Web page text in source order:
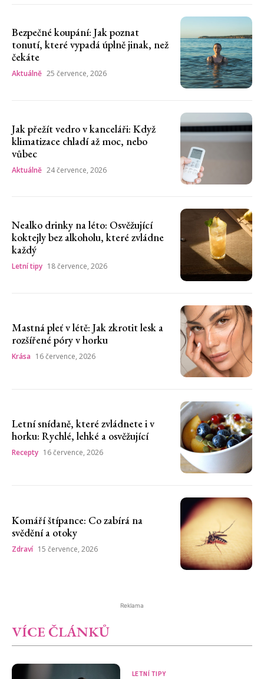
Bezpečné koupání: Jak poznat
tonutí, které vypadá úplně jinak, než
čekáte
Aktuálně 25 července, 2026
Jak přežít vedro v kanceláři: Když
klimatizace chladí až moc, nebo
vůbec
Aktuálně 24 července, 2026
Nealko drinky na léto: Osvěžující
koktejly bez alkoholu, které zvládne
každý
Letní tipy 18 července, 2026
Mastná pleť v létě: Jak zkrotit lesk a
rozšířené póry v horku
Krása 16 července, 2026
Letní snídaně, které zvládnete i v
horku: Rychlé, lehké a osvěžující
Recepty 16 července, 2026
Komáří štípance: Co zabírá na
svědění a otoky
Zdraví 15 července, 2026
Reklama
VÍCE ČLÁNKŮ
LETNÍ TIPY